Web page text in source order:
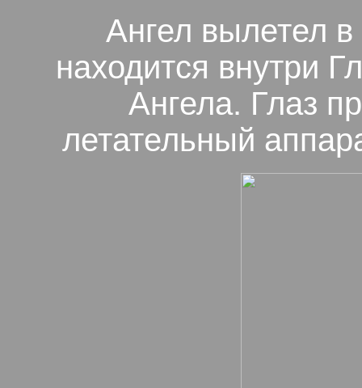
Ангел вылетел в
находится внутри
Ангела. Глаз
летательный